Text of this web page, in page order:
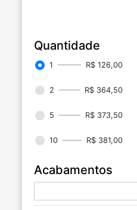
Quantidade
1 R$ 126,00
2 R$ 364,50
5 R$ 373,50
10 R$ 381,00
Acabamentos